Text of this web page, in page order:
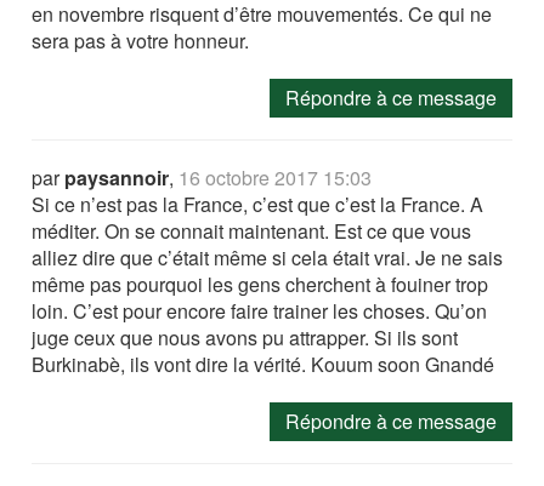
en novembre risquent d’être mouvementés. Ce qui ne
sera pas à votre honneur.
Répondre à ce message
parpaysannoir, 16 octobre 2017 15:03
Si ce n’est pas la France, c’est que c’est la France. A
méditer. On se connait maintenant. Est ce que vous
alliez dire que c’était même si cela était vrai. Je ne sais
même pas pourquoi les gens cherchent à fouiner trop
loin. C’est pour encore faire trainer les choses. Qu’on
juge ceux que nous avons pu attrapper. Si ils sont
Burkinabè, ils vont dire la vérité. Kouum soon Gnandé
Répondre à ce message